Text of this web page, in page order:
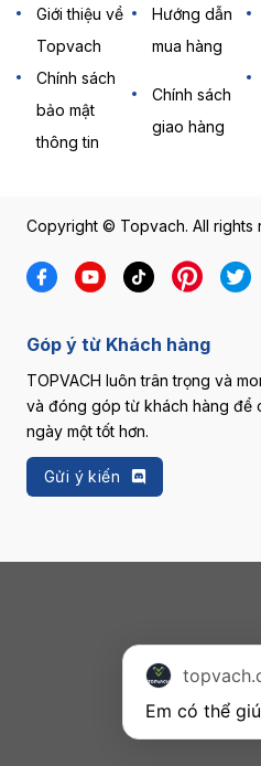
Giới thiệu về
Topvach
Hướng dẫn
mua hàng
Chính sách
bảo mật
thông tin
Chính sách
giao hàng
Copyright © Topvach. All rights
Góp ý từ Khách hàng
TOPVACH luôn trân trọng và
và đóng góp từ khách hàng để
ngày một tốt hơn.
Gửi ý kiến